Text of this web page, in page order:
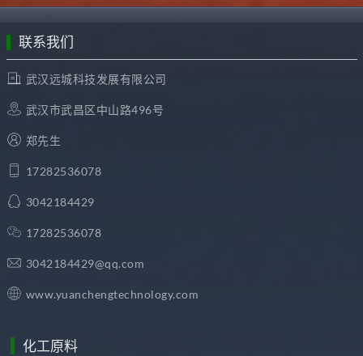
联系我们
武汉远城科技发展有限公司
武汉市武昌区中山路496号
郑先生
17282536078
3042184429
17282536078
3042184429@qq.com
www.yuanchengtechnology.com
化工原料